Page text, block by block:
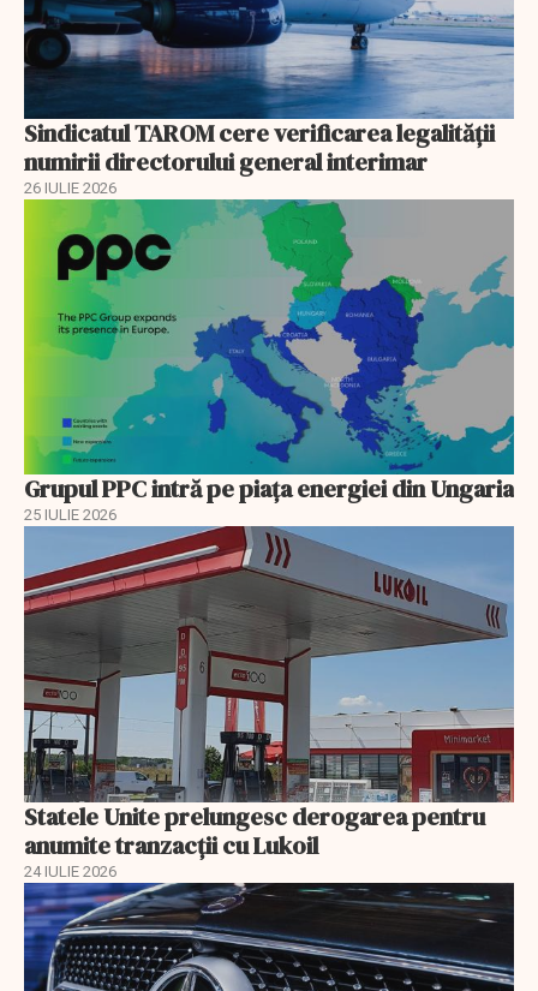
Sindicatul TAROM cere verificarea legalității
numirii directorului general interimar
26 IULIE 2026
Grupul PPC intră pe piața energiei din Ungaria
25 IULIE 2026
Statele Unite prelungesc derogarea pentru
anumite tranzacții cu Lukoil
24 IULIE 2026